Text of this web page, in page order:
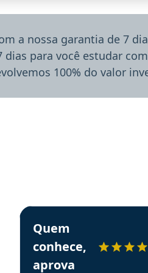
a nossa garantia de 7
dias para você estudar
100% do valor
em depoimento
Estudante Sergio recomenda o
Quem
conhece,
aprova